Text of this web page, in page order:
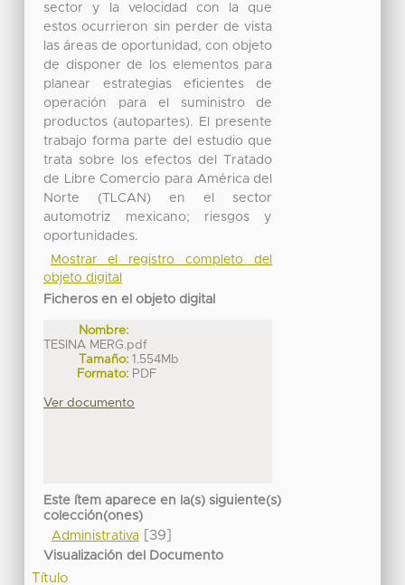
sector y la velocidad con la que
estos ocurrieron sin perder de vista
las áreas de oportunidad, con objeto
de disponer de los elementos para
planear estrategias eficientes de
operación para el suministro de
productos (autopartes). El presente
trabajo forma parte del estudio que
trata sobre los efectos del Tratado
de Libre Comercio para América del
Norte (TLCAN) en el sector
automotriz mexicano; riesgos y
oportunidades.
Mostrar el registro completo del
objeto digital
Ficheros en el objeto digital
Nombre:
TESINA MERG.pdf
Tamaño: 1.554Mb
Formato: PDF
Ver documento
Este ítem aparece en la(s) siguiente(s)
colección(ones)
Administrativa[39]
Visualización del Documento
Título